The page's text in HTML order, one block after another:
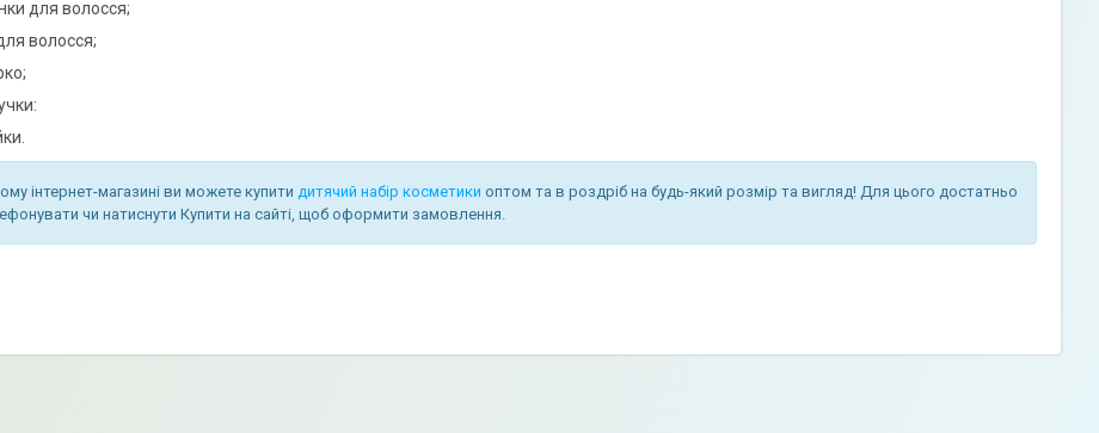
для волосся;
волосся;
інтернет-магазині ви можете купити дитячий набір косметики оптом та в роздріб на будь-який розмір та вигляд! Для цього достатньо
чи натиснути Купити на сайті, щоб оформити замовлення.